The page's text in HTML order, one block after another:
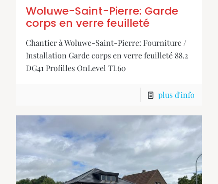
Woluwe-Saint-Pierre: Garde
corps en verre feuilleté
Chantier à Woluwe-Saint-Pierre: Fourniture /
Installation Garde corps en verre feuilleté 88.2
DG41 Profilles OnLevel TL60
plus d'info